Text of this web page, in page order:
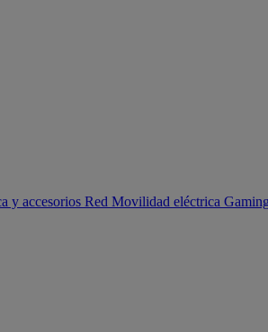
y accesorios Red Movilidad eléctrica